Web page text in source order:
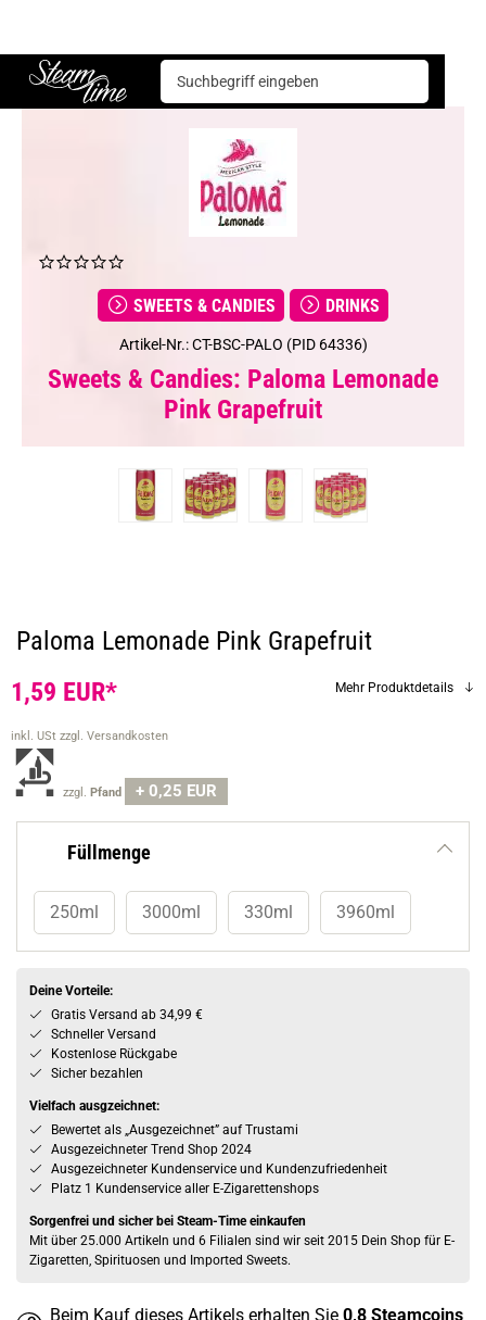
Steam time
Sweets & Candies Drinks
SWEETS & CANDIES DRINKS
Artikel-Nr.: CT-BSC-PALO (PID 64336)
Sweets & Candies: Paloma Lemonade
Pink Grapefruit
Paloma Lemonade Pink Grapefruit
1,59 EUR*
inkl. USt zzgl. Versandkosten
zzgl. Pfand + 0,25 EUR
Mehr Produktdetails
Füllmenge
250ml 3000ml 330ml 3960ml
Deine Vorteile:
Gratis Versand ab 34,99 €
Schneller Versand
Kostenlose Rückgabe
Sicher bezahlen
Vielfach ausgzeichnet:
Bewertet als „Ausgezeichnet” auf Trustami
Ausgezeichneter Trend Shop 2024
Ausgezeichneter Kundenservice und Kundenzufriedenheit
Platz 1 Kundenservice aller E-Zigarettenshops
Sorgenfrei und sicher bei Steam-Time einkaufen
Mit über 25.000 Artikeln und 6 Filialen sind wir seit 2015 Dein Shop für E-
Zigaretten, Spirituosen und Imported Sweets.
Beim Kauf dieses Artikels erhalten Sie 0,8 Steamcoins